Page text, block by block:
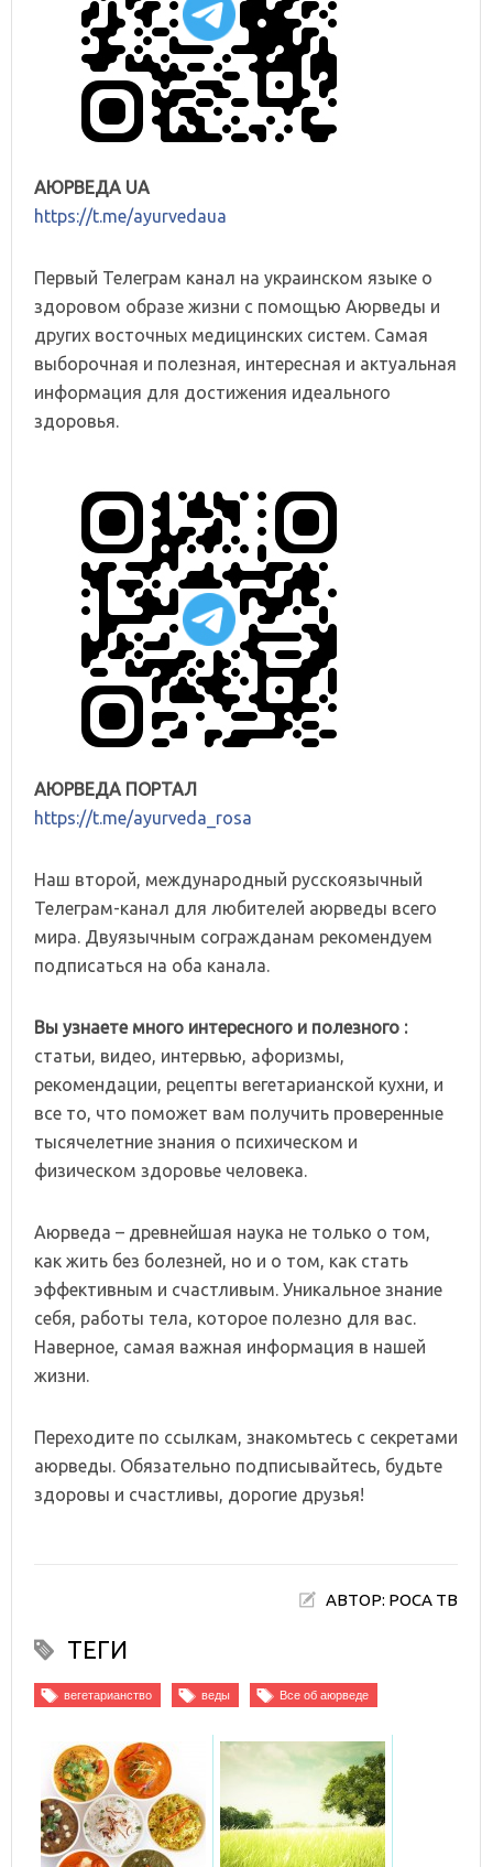
АЮРВЕДА UA
https://t.me/ayurvedaua
Первый Телеграм канал на украинском языке о
здоровом образе жизни с помощью Аюрведы и
других восточных медицинских систем. Самая
выборочная и полезная, интересная и актуальная
информация для достижения идеального
здоровья.
АЮРВЕДА ПОРТАЛ
https://t.me/ayurveda_rosa
Наш второй, международный русскоязычный
Телеграм-канал для любителей аюрведы всего
мира. Двуязычным согражданам рекомендуем
подписаться на оба канала.
Вы узнаете много интересного и полезного :
статьи, видео, интервью, афоризмы,
рекомендации, рецепты вегетарианской кухни, и
все то, что поможет вам получить проверенные
тысячелетние знания о психическом и
физическом здоровье человека.
Аюрведа – древнейшая наука не только о том,
как жить без болезней, но и о том, как стать
эффективным и счастливым. Уникальное знание
себя, работы тела, которое полезно для вас.
Наверное, самая важная информация в нашей
жизни.
Переходите по ссылкам, знакомьтесь с секретами
аюрведы. Обязательно подписывайтесь, будьте
здоровы и счастливы, дорогие друзья!
АВТОР: РОСА ТВ
ТЕГИ
вегетарианство веды Все об аюрведе